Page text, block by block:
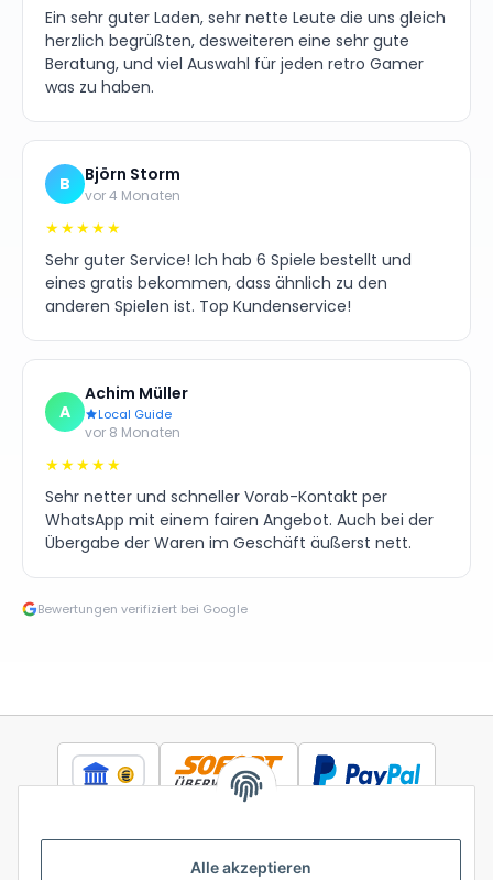
Alle akzeptieren
Ein sehr guter Laden, sehr nette Leute die uns gleich
herzlich begrüßten, desweiteren eine sehr gute
Beratung, und viel Auswahl für jeden retro Gamer
was zu haben.
B Björn Storm
vor 4 Monaten
★★★★★
Sehr guter Service! Ich hab 6 Spiele bestellt und
eines gratis bekommen, dass ähnlich zu den
anderen Spielen ist. Top Kundenservice!
A
Achim Müller
Local Guide
vor 8 Monaten
★★★★★
Sehr netter und schneller Vorab-Kontakt per
WhatsApp mit einem fairen Angebot. Auch bei der
Übergabe der Waren im Geschäft äußerst nett.
Bewertungen verifiziert bei Google